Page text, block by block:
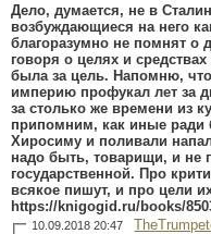
Дело, думается, не в
возбуждающиеся на него
благоразумно не помнят о
говоря о целях и
была за цель. Напомню,
империю профукал лет за
за столько же времени из
припомним, как иные ради
Хиросиму и поливали
надо быть, товарищи, и не
государственной. Про
всякое пишут, и про цели
https://knigogid.ru/books/
10.09.2018 20:47